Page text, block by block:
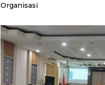
Organisasi